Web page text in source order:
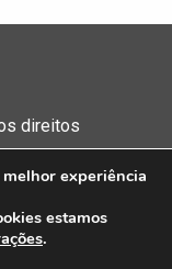
direitos
experiência
estamos
.